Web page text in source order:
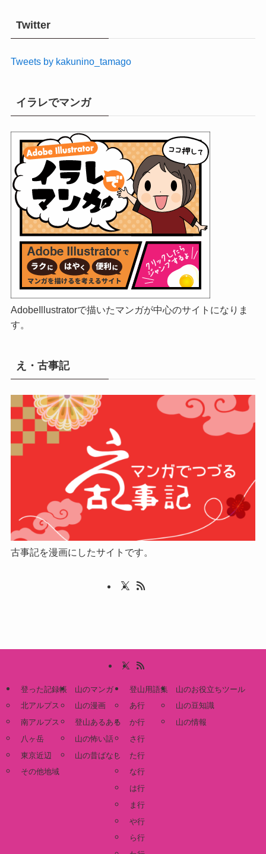
Twitter
Tweets by kakunino_tamago
イラレでマンガ
AdobeIllustratorで描いたマンガが中心のサイトになりま
す。
え・古事記
古事記を漫画にしたサイトです。
登った記録帳
北アルプス
南アルプス
八ヶ岳
東京近辺
その他地域
山のマンガ
山の漫画
登山あるある
山の怖い話
山の昔ばなし
登山用語集
あ行
か行
さ行
た行
な行
は行
ま行
や行
ら行
山のお役立ちツール
山の豆知識
山の情報